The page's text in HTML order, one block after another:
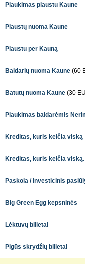
Plaukimas plaustu Kaune
Plaustų nuoma Kaune
Plaustu per Kauną
Baidarių nuoma Kaune (60
Batutų nuoma Kaune (30
Plaukimas baidarėmis
Kreditas, kuris keičia viską
Kreditas, kuris keičia viską.
Paskola / investicinis
Big Green Egg kepsninės
Lėktuvų bilietai
Pigūs skrydžių bilietai